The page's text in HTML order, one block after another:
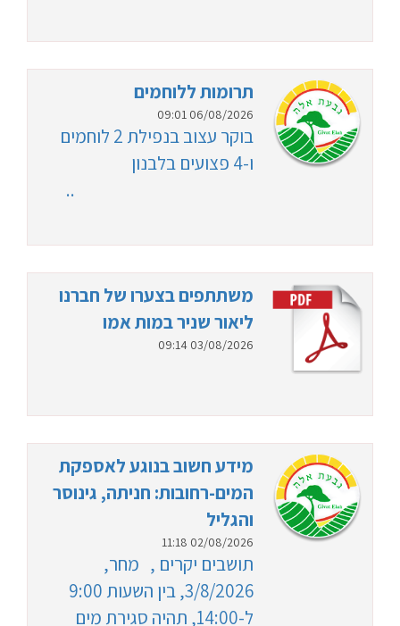
תרומות ללוחמים
06/08/2026 09:01
בוקר עצוב בנפילת 2 לוחמים
ו-4 פצועים בלבנון
..
משתתפים בצערו של חברנו
ליאור שניר במות אמו
03/08/2026 09:14
מידע חשוב בנוגע לאספקת
המים-רחובות: חניתה, גינוסר
והגליל
02/08/2026 11:18
תושבים יקרים , מחר,
3/8/2026, בין השעות 9:00
ל-14:00, תהיה סגירת מים